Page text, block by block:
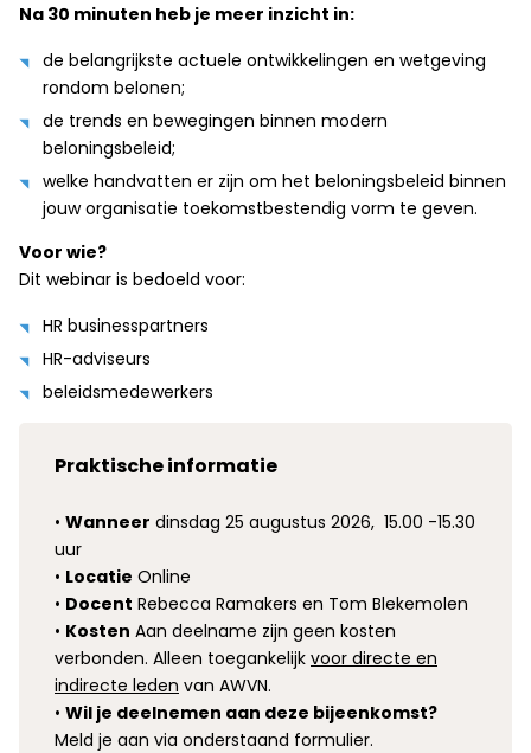
Na 30 minuten heb je meer inzicht in:
de belangrijkste actuele ontwikkelingen en wetgeving
rondom belonen;
de trends en bewegingen binnen modern
beloningsbeleid;
welke handvatten er zijn om het beloningsbeleid binnen
jouw organisatie toekomstbestendig vorm te geven.
Voor wie?
Dit webinar is bedoeld voor:
HR businesspartners
HR-adviseurs
beleidsmedewerkers
Praktische informatie
• Wanneer dinsdag 25 augustus 2026, 15.00 -15.30
uur
• Locatie Online
• Docent Rebecca Ramakers en Tom Blekemolen
• Kosten Aan deelname zijn geen kosten
verbonden. Alleen toegankelijk voor directe en
indirecte leden van AWVN.
• Wil je deelnemen aan deze bijeenkomst?
Meld je aan via onderstaand formulier.